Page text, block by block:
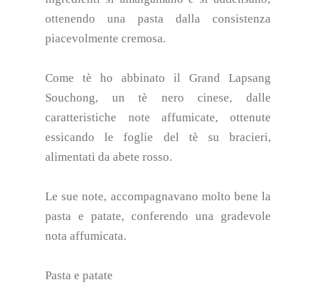
ottenendo una pasta dalla consistenza
piacevolmente cremosa.
Come tè ho abbinato il Grand Lapsang
Souchong, un tè nero cinese, dalle
caratteristiche note affumicate, ottenute
essicando le foglie del tè su bracieri,
alimentati da abete rosso.
Le sue note, accompagnavano molto bene la
pasta e patate, conferendo una gradevole
nota affumicata.
Pasta e patate